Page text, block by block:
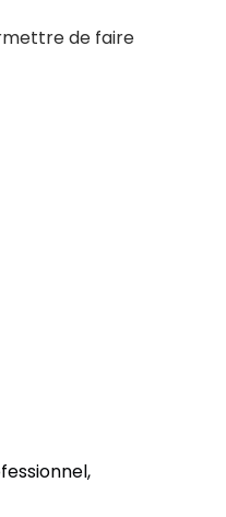
de faire